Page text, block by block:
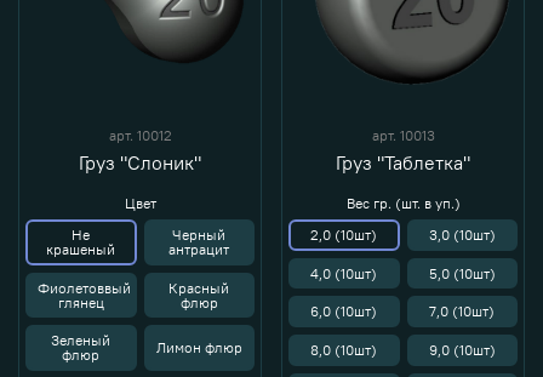
арт. 10012
Груз "Слоник"
Цвет
Не
крашеный
Черный
антрацит
Фиолетоввый
глянец
Красный
флюр
Зеленый
флюр
Лимон флюр
арт. 10013
Груз "Таблетка"
Вес гр. (шт. в уп.)
2,0 (10шт)
3,0 (10шт)
4,0 (10шт) 5,0 (10шт)
6,0 (10шт) 7,0 (10шт)
8,0 (10шт) 9,0 (10шт)